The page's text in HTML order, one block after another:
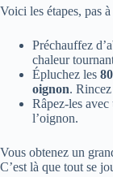
Voici les étapes, pas à
Préchauffez
chaleur
Épluchez les
oignon.
Râpez-les
l’oignon.
Vous obtenez un
C’est là que tout se